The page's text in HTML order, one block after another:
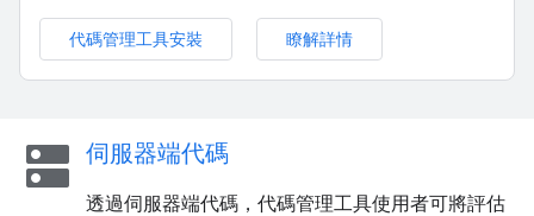
代碼管理工具安裝 瞭解詳情
dns 伺服器端代碼
透過伺服器端代碼，代碼管理工具使用者可將評估